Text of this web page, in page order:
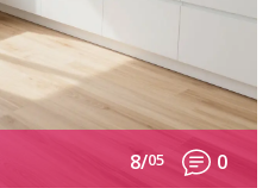
8/05 0